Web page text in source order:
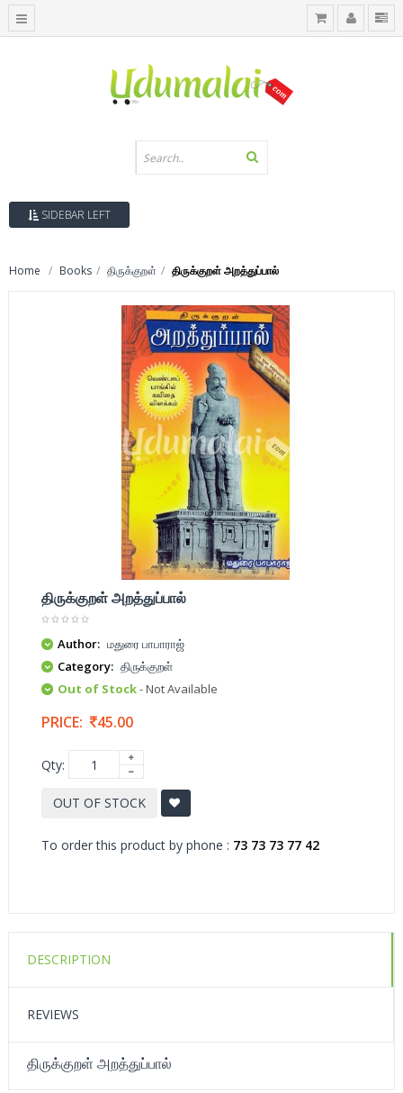
SIDEBAR LEFT
Home Books திருக்குறள் திருக்குறள் அறத்துப்பால்
திருக்குறள் அறத்துப்பால்
Author: மதுரை பாபாராஜ்
Category: திருக்குறள்
Out of Stock- Not Available
PRICE: 45.00
Qty:
OUT OF STOCK
To order this product by phone : 73 73 73 77 42
DESCRIPTION
REVIEWS
திருக்குறள் அறத்துப்பால்